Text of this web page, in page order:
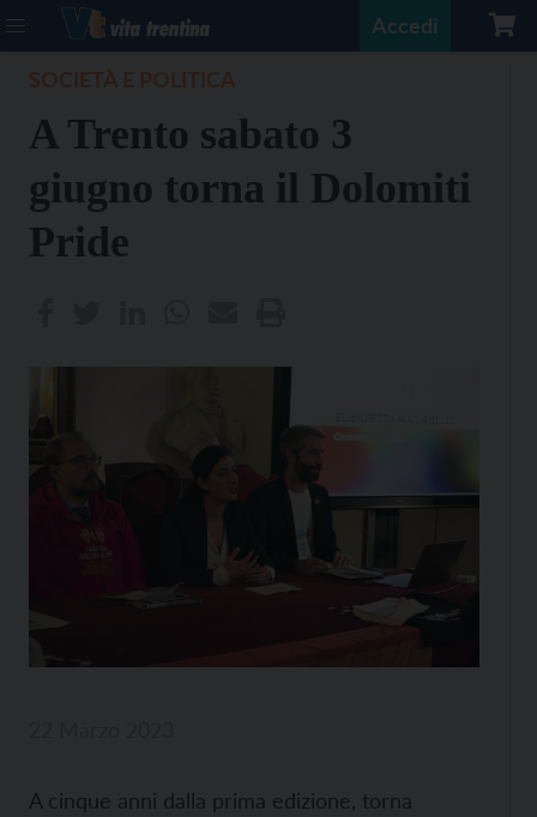
Accedi
A Trento sabato 3
giugno torna il Dolomiti
Pride
A cinque anni dalla prima edizione, torna